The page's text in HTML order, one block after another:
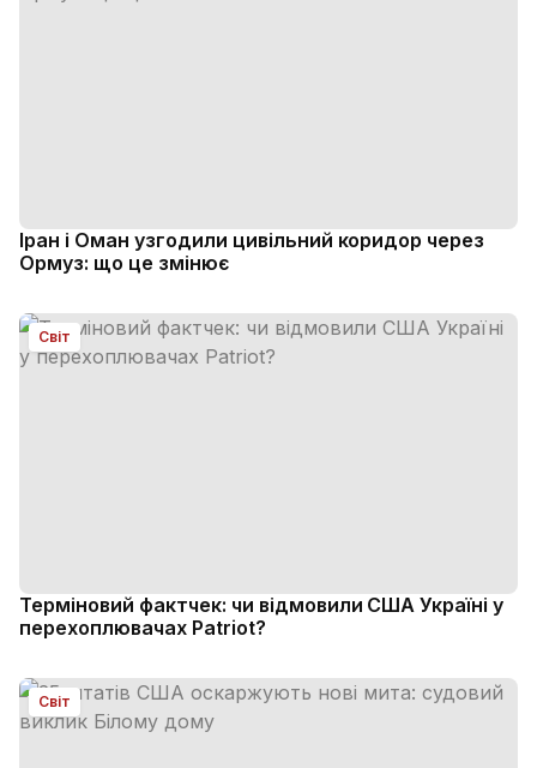
Іран і Оман узгодили цивільний коридор через
Ормуз: що це змінює
Світ
Терміновий фактчек: чи відмовили США Україні у
перехоплювачах Patriot?
Світ